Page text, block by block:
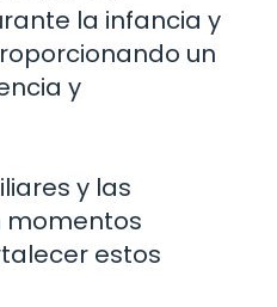
la infancia y
un
y
y las
momentos
estos